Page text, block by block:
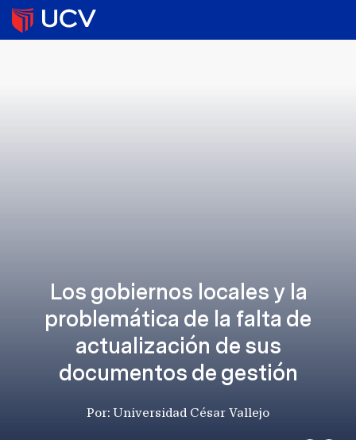
Los gobiernos locales y la
problemática de la falta de
actualización de sus
documentos de gestión
Por: Universidad César Vallejo